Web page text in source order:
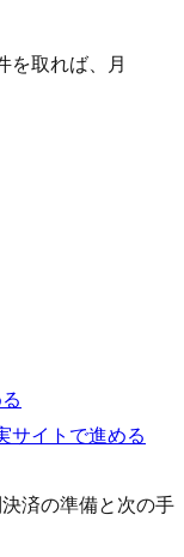
を取れば、月
サイトで進める
済の準備と次の手